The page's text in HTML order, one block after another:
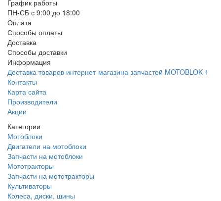
График работы
ПН-СБ с 9:00 до 18:00
Оплата
Способы оплаты
Доставка
Способы доставки
Информация
Доставка товаров интернет-магазина запчастей MOTOBLOK-1
Контакты
Карта сайта
Производители
Акции
Категории
Мотоблоки
Двигатели на мотоблоки
Запчасти на мотоблоки
Мототракторы
Запчасти на мототракторы
Культиваторы
Колеса, диски, шины